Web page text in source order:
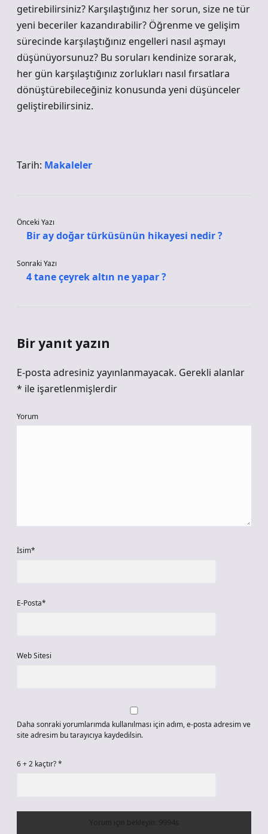
getirebilirsiniz? Karşılaştığınız her sorun, size ne tür
yeni beceriler kazandırabilir? Öğrenme ve gelişim
sürecinde karşılaştığınız engelleri nasıl aşmayı
düşünüyorsunuz? Bu soruları kendinize sorarak,
her gün karşılaştığınız zorlukları nasıl fırsatlara
dönüştürebileceğiniz konusunda yeni düşünceler
geliştirebilirsiniz.
Tarih: Makaleler
Önceki Yazı
Bir ay doğar türküsünün hikayesi nedir ?
Sonraki Yazı
4 tane çeyrek altın ne yapar ?
Bir yanıt yazın
E-posta adresiniz yayınlanmayacak. Gerekli alanlar
* ile işaretlenmişlerdir
Yorum
İsim*
E-Posta*
Web Sitesi
Daha sonraki yorumlarımda kullanılması için adım, e-posta adresim ve
site adresim bu tarayıcıya kaydedilsin.
6 + 2 kaçtır?*